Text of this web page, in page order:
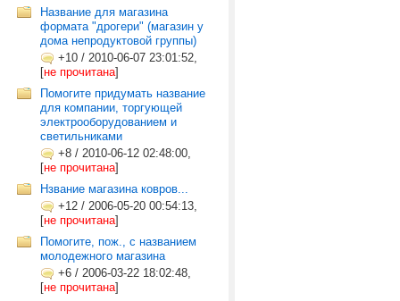
Название для магазина
формата "дрогери" (магазин у
дома непродуктовой группы)
+10 / 2010-06-07 23:01:52,
[не прочитана]
Помогите придумать название
для компании, торгующей
электрооборудованием и
светильниками
+8 / 2010-06-12 02:48:00,
[не прочитана]
Нзвание магазина ковров...
+12 / 2006-05-20 00:54:13,
[не прочитана]
Помогите, пож., с названием
молодежного магазина
+6 / 2006-03-22 18:02:48,
[не прочитана]